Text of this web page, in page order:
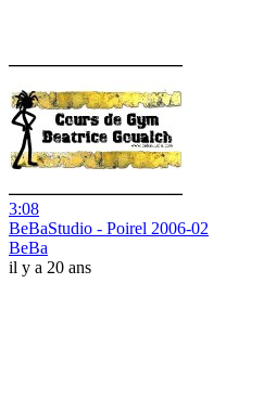
3:08
BeBaStudio - Poirel 2006-02
BeBa
il y a 20 ans